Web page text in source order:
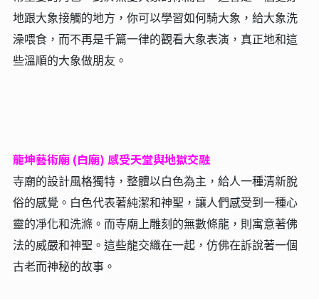
地跟大象接觸的地方，你可以學習如何騎大象，給大象洗
澡喂食，而不再是千篇一律的觀看大象表演，真正地和這
些溫順的大象做朋友。
龍坤藝術廟 (白廟) 感受天堂與地獄交融
寺廟的設計風格獨特，整體以白色為主，給人一種清新脫
俗的感覺。白色代表著純潔和神聖，讓人們感受到一種心
靈的凈化和洗滌。而寺廟上雕刻的無數條龍，則寓意著佛
法的威嚴和神聖。這些龍交織在一起，仿佛在訴說著一個
古老而神秘的故事。